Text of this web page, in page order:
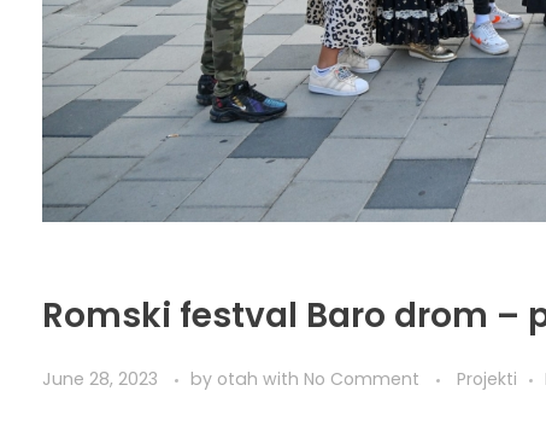
Romski festval Baro drom –
June 28, 2023 by otah with No Comment Projekti